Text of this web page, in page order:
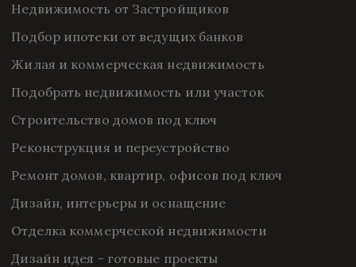
Недвижимость от Застройщиков
Подбор ипотеки от ведущих банков
Жилая и коммерческая недвижимость
Подобрать недвижимость или участок
Строительство домов под ключ
Реконструкция и переустройство
Ремонт домов, квартир, офисов под ключ
Дизайн, интерьеры и оснащение
Отделка коммерческой недвижимости
Дизайн идея - готовые проекты